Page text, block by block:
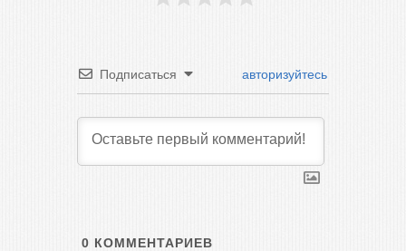
Подписаться авторизуйтесь
0 КОММЕНТАРИЕВ